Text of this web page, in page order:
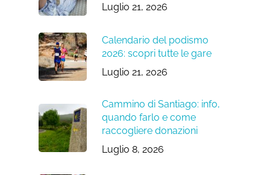
Luglio 21, 2026
Calendario del podismo
2026: scopri tutte le gare
Luglio 21, 2026
Cammino di Santiago: info,
quando farlo e come
raccogliere donazioni
Luglio 8, 2026